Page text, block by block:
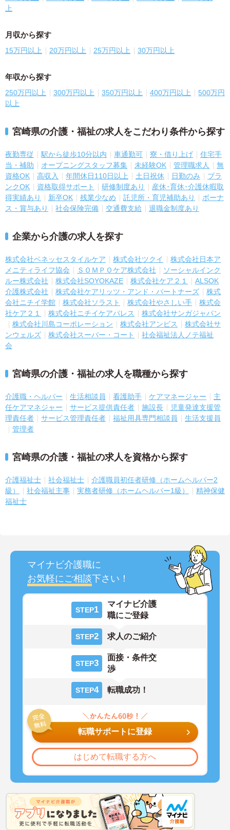
上
月収から探す
15万円以上 20万円以上 25万円以上 30万円以上
年収から探す
250万円以上 300万円以上 350万円以上 400万円以上
500万円
以上
宮崎県の介護・福祉の求人をこだわり条件から探す
夜勤専従 駅から徒歩10分以内 車通勤可 寮・借り上げ
住宅手
当・補助
オープニングスタッフ募集 未経験OK 管理職求人
無
資格OK
高収入 年間休日110日以上 土日祝休 日勤のみ
ブラ
ンクOK
資格取得サポート 研修制度あり
産休･育休･介護休暇取
得実績あり
新卒OK 残業少なめ 託児所・育児補助あり
ボーナ
ス・賞与あり
社会保険完備 交通費支給 退職金制度あり
企業から介護の求人を探す
株式会社ベネッセスタイルケア 株式会社ツクイ
株式会社日本ア
メニティライフ協会
ＳＯＭＰＯケア株式会社
ソーシャルインク
ルー株式会社
株式会社SOYOKAZE 株式会社ケア２１
ALSOK
介護株式会社
株式会社ケアリッツ・アンド・パートナーズ
株式
会社ニチイ学館
株式会社ソラスト 株式会社やさしい手
株式会
社ケア２１
株式会社ニチイケアパレス
株式会社サンガジャパン
株式会社川島コーポレーション
株式会社アンビス
株式会社サ
ンウェルズ
株式会社スーパー・コート
社会福祉法人ノテ福祉
会
宮崎県の介護・福祉の求人を職種から探す
介護職・ヘルパー 生活相談員 看護助手 ケアマネージャー
主
任ケアマネジャー
サービス提供責任者 施設長
児童発達支援管
理責任者
サービス管理責任者 福祉用具専門相談員
生活支援員
管理者
宮崎県の介護・福祉の求人を資格から探す
介護福祉士 社会福祉士
介護職員初任者研修（ホームヘルパー2
級）
社会福祉主事 実務者研修（ホームヘルパー1級）
精神保健
福祉士
マイナビ介護職に
お気軽にご相談下さい！
STEP1
マイナビ介護
職にご登録
STEP2 求人のご紹介
STEP3
面接・条件交
渉
STEP4 転職成功！
転職サポートに登録
はじめて転職する方へ